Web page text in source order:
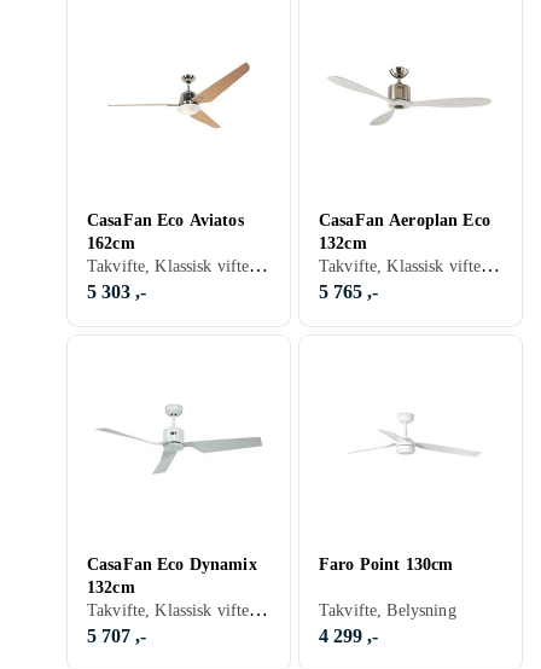
CasaFan Eco Aviatos
162cm
Takvifte, Klassisk vifte, Belysning, Timer, Fjernkontroll
5 303 ,-
CasaFan Aeroplan Eco
132cm
Takvifte, Klassisk vifte, Timer, Fjernkontroll, Stillegående
5 765 ,-
CasaFan Eco Dynamix
132cm
Takvifte, Klassisk vifte, Fjernkontroll
5 707 ,-
Faro Point 130cm
Takvifte, Belysning
4 299 ,-